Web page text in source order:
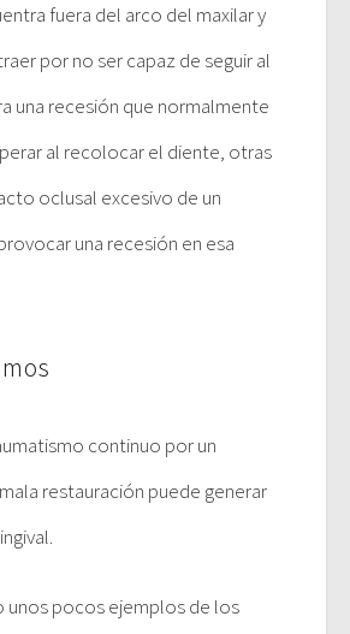
fuera del arco del maxilar y
por no ser capaz de seguir al
una recesión que normalmente
al recolocar el diente, otras
oclusal excesivo de un
una recesión en esa
continuo por un
restauración puede generar
unos pocos ejemplos de los